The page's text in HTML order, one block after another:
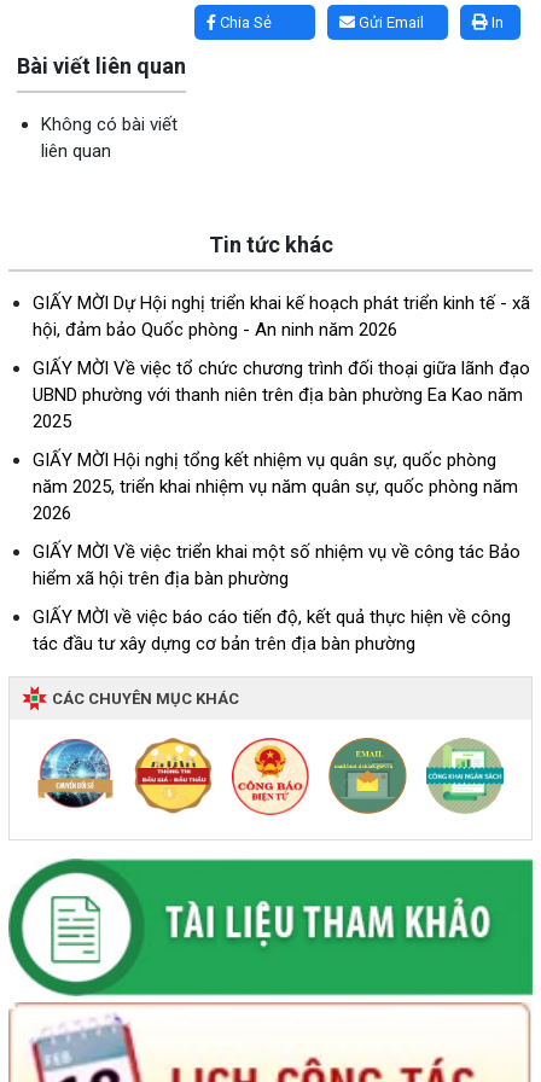
In
Gửi Email
Chia Sẻ
Bài viết liên quan
Không có bài viết
liên quan
Tin tức khác
GIẤY MỜI Dự Hội nghị triển khai kế hoạch phát triển kinh tế - xã
hội, đảm bảo Quốc phòng - An ninh năm 2026
GIẤY MỜI Về việc tổ chức chương trình đối thoại giữa lãnh đạo
UBND phường với thanh niên trên địa bàn phường Ea Kao năm
2025
GIẤY MỜI Hội nghị tổng kết nhiệm vụ quân sự, quốc phòng
năm 2025, triển khai nhiệm vụ năm quân sự, quốc phòng năm
2026
GIẤY MỜI Về việc triển khai một số nhiệm vụ về công tác Bảo
hiểm xã hội trên địa bàn phường
GIẤY MỜI về việc báo cáo tiến độ, kết quả thực hiện về công
tác đầu tư xây dựng cơ bản trên địa bàn phường
CÁC CHUYÊN MỤC KHÁC